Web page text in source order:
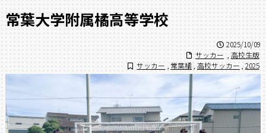
常葉大学附属橘高等学校
2025/10/09
サッカー
高校生版
サッカー
常葉橘 高校サッカー 2025